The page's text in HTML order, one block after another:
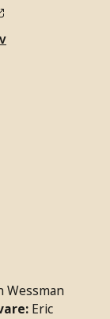
Wessman
Eric